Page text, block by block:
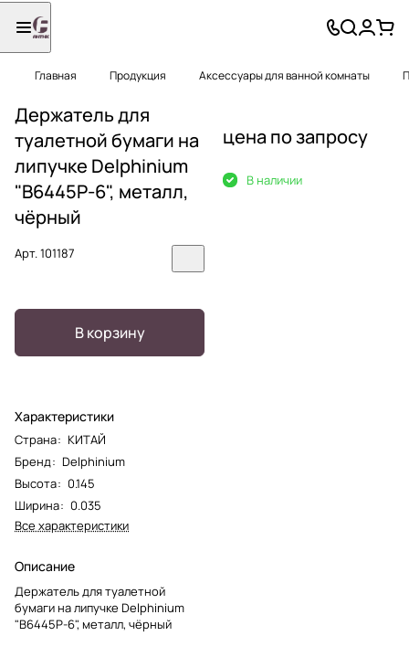
Главная Продукция Аксессуары для ванной комнаты
Держатель для
туалетной бумаги на
липучке Delphinium
"B6445P-6", металл,
чёрный
Арт.101187
В корзину
Характеристики
Страна: КИТАЙ
Бренд: Delphinium
Высота: 0.145
Ширина: 0.035
Все характеристики
Описание
Держатель для туалетной
бумаги на липучке Delphinium
"B6445P-6", металл, чёрный
цена по запросу
В наличии